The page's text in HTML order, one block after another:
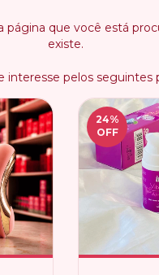
página que você está
existe.
interesse pelos seguintes
24%
OFF